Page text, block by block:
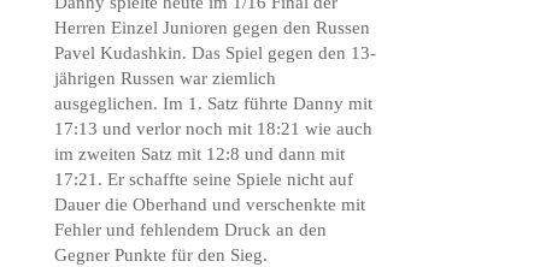
Herren Einzel Junioren gegen den Russen
Pavel Kudashkin. Das Spiel gegen den 13-
jährigen Russen war ziemlich
ausgeglichen. Im 1. Satz führte Danny mit
17:13 und verlor noch mit 18:21 wie auch
im zweiten Satz mit 12:8 und dann mit
17:21. Er schaffte seine Spiele nicht auf
Dauer die Oberhand und verschenkte mit
Fehler und fehlendem Druck an den
Gegner Punkte für den Sieg.